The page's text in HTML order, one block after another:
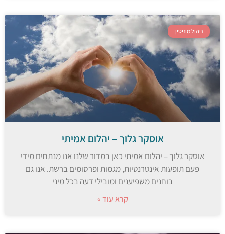
ניהול מוניטין
אוסקר גלוך – יהלום אמיתי
אוסקר גלוך – יהלום אמיתי כאן במדור שלנו אנו מנתחים מידי
פעם תופעות אינטרנטיות, מגמות ופרסומים ברשת. אנו גם
בוחנים משפיענים ומובילי דעה בכל מיני
קרא עוד »